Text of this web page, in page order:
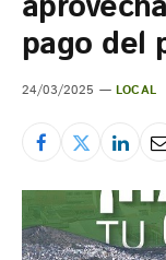
pago del
24/03/2025 LOCAL